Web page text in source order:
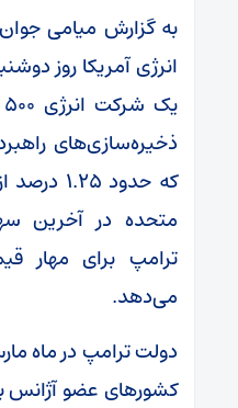
به گزارش میامی جوان
انرژی آمریکا روز
ذخیره‌سازی‌های
که حدود
متحده در آخرین
ترامپ برای مهار
می‌دهد.
دولت ترامپ در ماه
کشورهای عضو آژانس